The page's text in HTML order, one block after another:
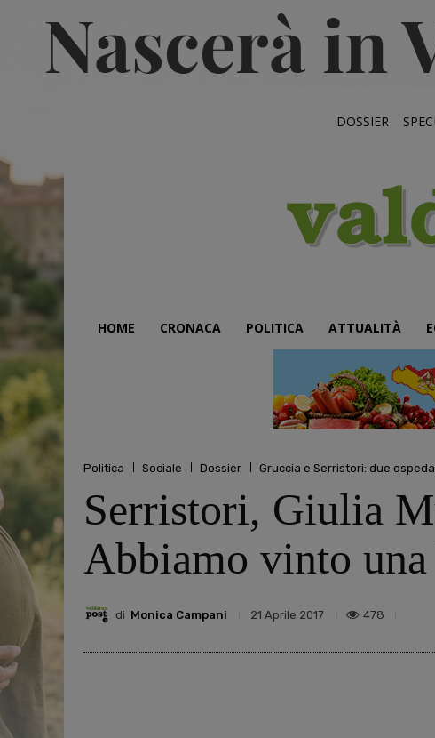
DOSSIER
HOME CRONACA POLITICA ATTUALITÀ
Politica Sociale Dossier Gruccia e Serristori: due
Serristori, Giulia
Abbiamo vinto
di Monica Campani 21 Aprile 2017 478